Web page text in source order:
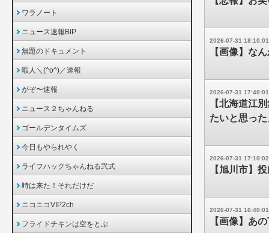
2026-07-31 18:10:01
【画像】な
2026-07-31 17:40:01
【北海道江
たいと思った
2026-07-31 17:10:02
【旭川市】
2026-07-31 16:40:01
【画像】あ
ワラノート
ニュース速報BIP
無題のドキュメント
暇人＼(^o^)／速報
がぞ〜速報
ニュース２ちゃんねる
ゴールデンタイムズ
今日もやられやく
ライフハックちゃんねる弐式
時は来た！それだけだ
ニコニコVIP2ch
フライドチキンは空をとぶ